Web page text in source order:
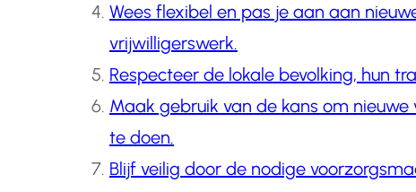
Wees flexibel en pas je aan aan
vrijwilligerswerk.
Respecteer de lokale bevolking, hun
Maak gebruik van de kans om
te doen.
Blijf veilig door de nodige